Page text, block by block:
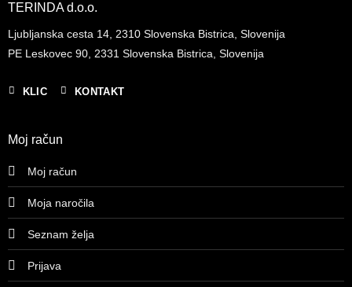
TERINDA d.o.o.
Ljubljanska cesta 14, 2310 Slovenska Bistrica, Slovenija
PE Leskovec 90, 2331 Slovenska Bistrica, Slovenija
KLIC KONTAKT
Moj račun
Moj račun
Moja naročila
Seznam želja
Prijava